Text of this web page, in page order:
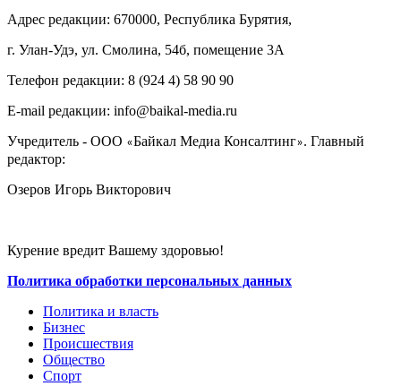
Адрес редакции: 670000, Республика Бурятия,
г. Улан-Удэ, ул. Смолина, 54б, помещение 3А
Телефон редакции: ‎‎8 (924 4) 58 90 90
E-mail редакции: info@baikal-media.ru
Учредитель - ООО «Байкал Медиа Консалтинг». Главный
редактор:
Озеров Игорь Викторович
Курение вредит Вашему здоровью!
Политика обработки персональных данных
Политика и власть
Бизнес
Происшествия
Общество
Cпорт